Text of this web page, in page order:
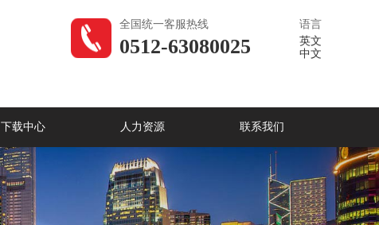
语言
英文
中文
全国统一客服热线
0512-63080025
下载中心 人力资源 联系我们